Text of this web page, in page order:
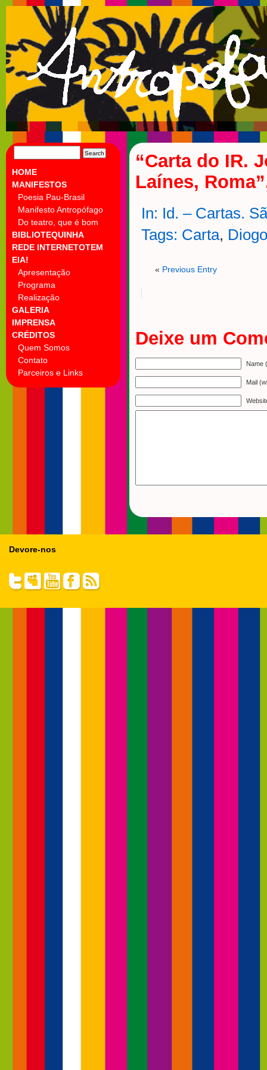
FOR:
HOME
MANIFESTOS
Poesia Pau-Brasil
Manifesto Antropófago
Do teatro, que é bom
BIBLIOTEQUINHA
REDE INTERNETOTEM
EIA!
Apresentação
Programa
Realização
GALERIA
IMPRENSA
CRÉDITOS
Quem Somos
Contato
Parceiros e Links
“Carta do IR.
Laínes,
In: Id. – Cartas.
Tags: Carta,
« Previous Entry
Deixe um
Name
Mail
Devore-nos